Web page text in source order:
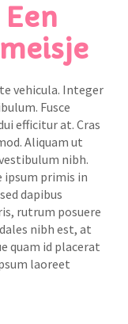
vehicula. Integer
Fusce
efficitur at. Cras
Aliquam ut
nibh.
ipsum primis in
dapibus
rutrum posuere
nibh est, at
quam id placerat
laoreet